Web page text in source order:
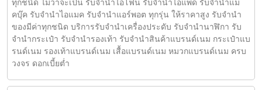
ทุกชนิด ไม่ว่าจะเป็น รับจำนำไอโฟน รับจำนำไอแพด รับจำนำแม
คบุ๊ค รับจำนำไอแมค รับจำนำแอร์พอต ทุกรุ่น ให้ราคาสูง รับจำนำ
ของมีค่าทุกชนิด บริการรับจำนำเครื่องประดับ รับจำนำนาฬิกา รับ
จำนำกระเป๋า รับจำนำรองเท้า รับจำนำสินค้าแบรนด์เนม กระเป๋าแบ
รนด์เนม รองเท้าแบรนด์เนม เสื้อแบรนด์เนม หมวกแบรนด์เนม ครบ
วงจร ดอกเบี้ยต่ำ